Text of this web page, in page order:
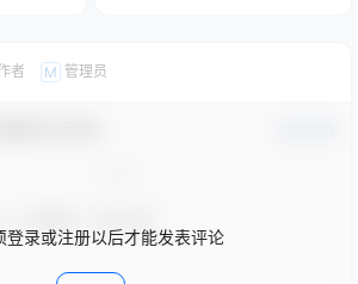
者 M 管理员
登录或注册以后才能发表评论